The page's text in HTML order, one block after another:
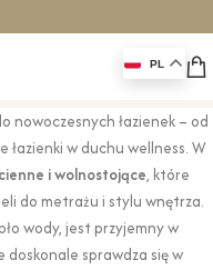
PL
nowoczesnych łazienek – od
łazienki w duchu wellness. W
i wolnostojące, które
do metrażu i stylu wnętrza.
wody, jest przyjemny w
doskonale sprawdza się w